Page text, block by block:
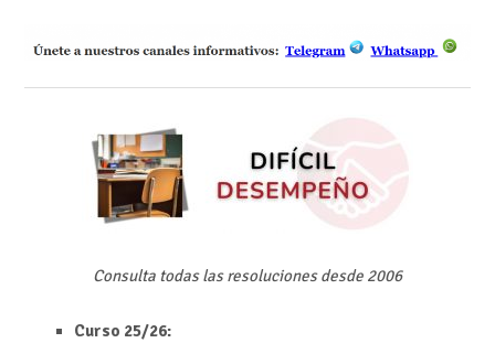
Consulta todas las resoluciones desde 2006
Curso 25/26: